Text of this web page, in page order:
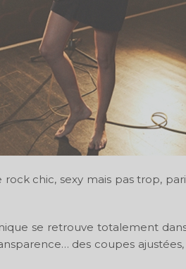
chic, sexy mais pas trop,
se retrouve totalement
des coupes